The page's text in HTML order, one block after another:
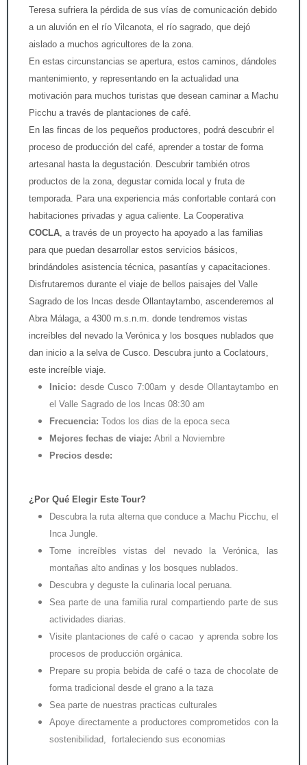
Teresa sufriera la pérdida de sus vías de comunicación debido
a un aluvión en el río Vilcanota, el río sagrado, que dejó
aislado a muchos agricultores de la zona.
En estas circunstancias se apertura, estos caminos, dándoles
mantenimiento, y representando en la actualidad una
motivación para muchos turistas que desean caminar a Machu
Picchu a través de plantaciones de café.
En las fincas de los pequeños productores, podrá descubrir el
proceso de producción del café, aprender a tostar de forma
artesanal hasta la degustación. Descubrir también otros
productos de la zona, degustar comida local y fruta de
temporada. Para una experiencia más confortable contará con
habitaciones privadas y agua caliente. La Cooperativa
COCLA , a través de un proyecto ha apoyado a las familias
para que puedan desarrollar estos servicios básicos,
brindándoles asistencia técnica, pasantías y capacitaciones.
Disfrutaremos durante el viaje de bellos paisajes del Valle
Sagrado de los Incas desde Ollantaytambo, ascenderemos al
Abra Málaga, a 4300 m.s.n.m. donde tendremos vistas
increíbles del nevado la Verónica y los bosques nublados que
dan inicio a la selva de Cusco. Descubra junto a Coclatours,
este increíble viaje.
Inicio: desde Cusco 7:00am y desde Ollantaytambo en
el Valle Sagrado de los Incas 08:30 am
Frecuencia: Todos los dias de la epoca seca
Mejores fechas de viaje: Abril a Noviembre
Precios desde:
¿Por Qué Elegir Este Tour?
Descubra la ruta alterna que conduce a Machu Picchu, el
Inca Jungle.
Tome increíbles vistas del nevado la Verónica, las
montañas alto andinas y los bosques nublados.
Descubra y deguste la culinaria local peruana.
Sea parte de una familia rural compartiendo parte de sus
actividades diarias.
Visite plantaciones de café o cacao y aprenda sobre los
procesos de producción orgánica.
Prepare su propia bebida de café o taza de chocolate de
forma tradicional desde el grano a la taza
Sea parte de nuestras practicas culturales
Apoye directamente a productores comprometidos con la
sostenibilidad, fortaleciendo sus economias